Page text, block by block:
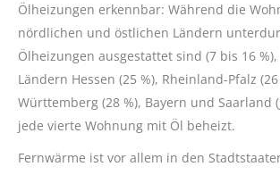
Ölheizungen erkennbar: Während die
nördlichen und östlichen Ländern
Ölheizungen ausgestattet sind (7 bis 16
Ländern Hessen (25 %), Rheinland-Pfalz
Württemberg (28 %), Bayern und Saarland
jede vierte Wohnung mit Öl beheizt.
Fernwärme ist vor allem in den